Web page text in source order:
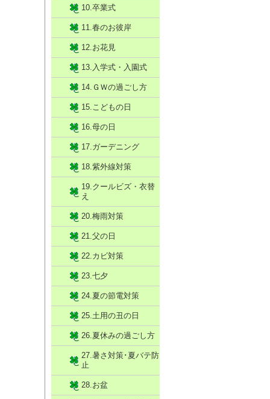
10.卒業式
11.春のお彼岸
12.お花見
13.入学式・入園式
14.ＧＷの過ごし方
15.こどもの日
16.母の日
17.ガーデニング
18.紫外線対策
19.クールビズ・衣替
え
20.梅雨対策
21.父の日
22.カビ対策
23.七夕
24.夏の節電対策
25.土用の丑の日
26.夏休みの過ごし方
27.暑さ対策･夏バテ防
止
28.お盆